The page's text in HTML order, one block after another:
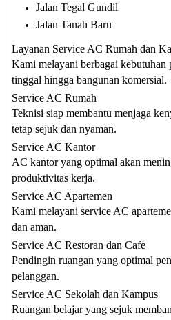
Jalan Tegal Gundil
Jalan Tanah Baru
Layanan Service AC Rumah dan
Kami melayani berbagai kebutuhan
tinggal hingga bangunan komersial.
Service AC Rumah
Teknisi siap membantu menjaga
tetap sejuk dan nyaman.
Service AC Kantor
AC kantor yang optimal akan
produktivitas kerja.
Service AC Apartemen
Kami melayani service AC
dan aman.
Service AC Restoran dan Cafe
Pendingin ruangan yang optimal
pelanggan.
Service AC Sekolah dan Kampus
Ruangan belajar yang sejuk